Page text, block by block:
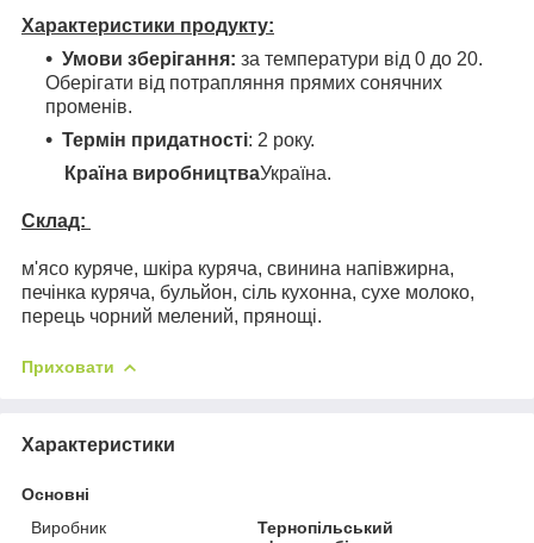
Характеристики продукту:
Умови зберігання: за температури від 0 до 20.
Оберігати від потрапляння прямих сонячних
променів.
Термін придатності: 2 року.
Країна виробництваУкраїна.
Склад:
м'ясо куряче, шкіра куряча, свинина напівжирна,
печінка куряча, бульйон, сіль кухонна, сухе молоко,
перець чорний мелений, прянощі.
Приховати
Характеристики
Основні
Виробник
Тернопільський